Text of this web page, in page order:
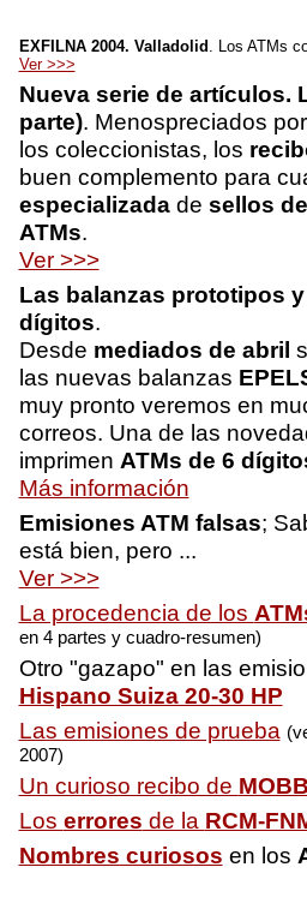
EXFILNA 2004. Valladolid . Los ATMs
Ver >>>
Nueva serie de artículos.
parte). Menospreciados
los coleccionistas, los
buen complemento para
especializadade sellos
ATMs.
Ver >>>
Las balanzas prototipos
dígitos.
Desde mediados de abril
las nuevas balanzas
muy pronto veremos en
correos. Una de las
imprimen ATMs de 6
Más información
Emisiones ATM falsas;
está bien, pero ...
Ver >>>
La procedencia de los
en 4 partes y cuadro-resumen)
Otro "gazapo" en las
Hispano Suiza 20-30 HP
Las emisiones de prueba
2007)
Un curioso recibo de
Los errores de la RCM-
Nombres curiosos en los